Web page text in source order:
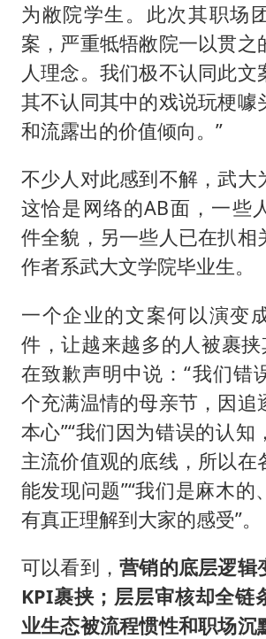
为敝院学生。此次其职场
案，严重牴牾敝院一以贯之
人理念。我们极不认同此文
其不认同其中的戏说玩梗噱
和流露出的价值倾向。”
不少人对此感到不解，武大
这恰是网络的AB面，一些
件全貌，另一些人已在扒相
作者系武大文学院毕业生。
一个企业的文案何以演变
件，让越来越多的人被裹挟
在致歉声明中说：“我们错
个充满温情的母亲节，因追
本心”“我们因为错误的认知
主流价值观的底线，所以在
能发现问题”“我们是麻木的
有真正理解到大家的感受”。
可以看到，营销的底层逻辑
KPI裹挟；层层审核却全链
业生态被流程惯性和职场沉